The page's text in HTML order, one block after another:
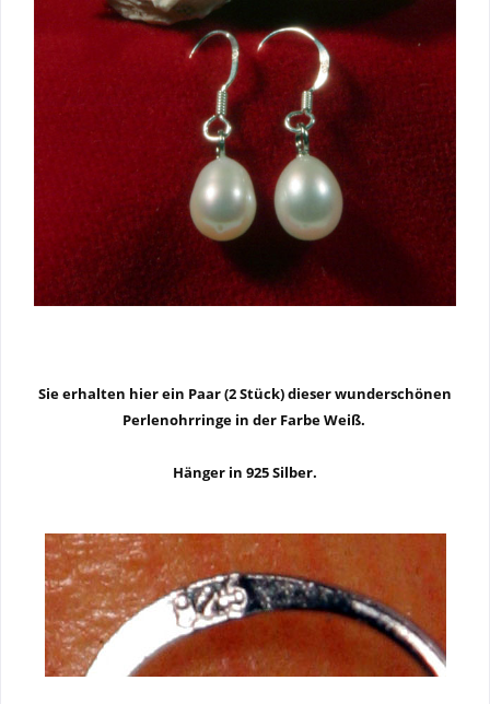
Sie erhalten hier ein Paar (2 Stück) dieser wunderschönen
Perlenohrringe in der Farbe Weiß.
Hänger in 925 Silber.